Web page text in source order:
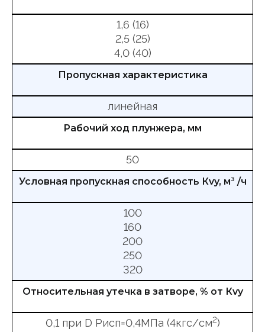
1,6 (16)
2,5 (25)
4,0 (40)
Пропускная характеристика
линейная
Рабочий ход плунжера, мм
50
Условная пропускная способность Кvy, м3 /ч
100
160
200
250
320
Относительная утечка в затворе, % от Кvy
0,1 при D Рисп=0,4МПа (4кгс/см2)